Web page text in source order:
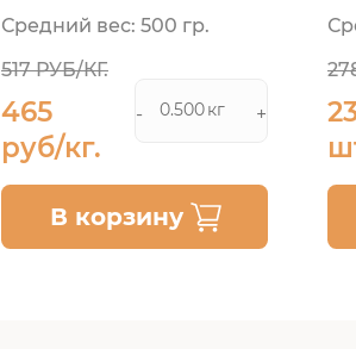
Средний вес: 500 гр.
517 РУБ/КГ.
465
руб/кг.
- кг +
В корзину